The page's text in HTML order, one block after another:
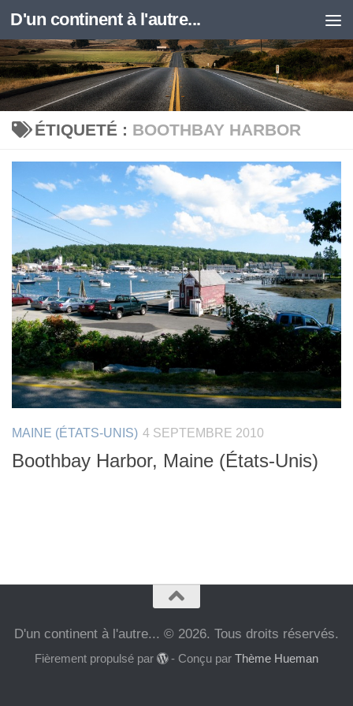
Skip to content
D'un continent à l'autre...
ÉTIQUETÉ : BOOTHBAY HARBOR
MAINE (ÉTATS-UNIS) 4 SEPTEMBRE 2010
Boothbay Harbor, Maine (États-Unis)
D'un continent à l'autre... © 2026. Tous droits réservés.
Fièrement propulsé par - Conçu parThème Hueman